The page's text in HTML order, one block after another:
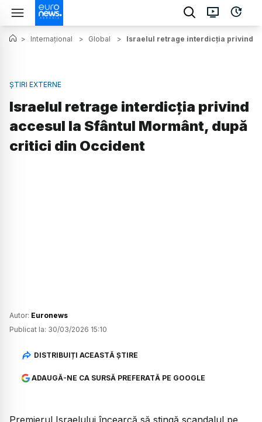
> Internațional > Global > Israelul retrage interdicția privind
ȘTIRI EXTERNE
Israelul retrage interdicția privind
accesul la Sfântul Mormânt, după
critici din Occident
Autor: Euronews
Publicat la: 30/03/2026 15:10
DISTRIBUIȚI ACEASTĂ ȘTIRE
ADAUGĂ-NE CA SURSĂ PREFERATĂ PE GOOGLE